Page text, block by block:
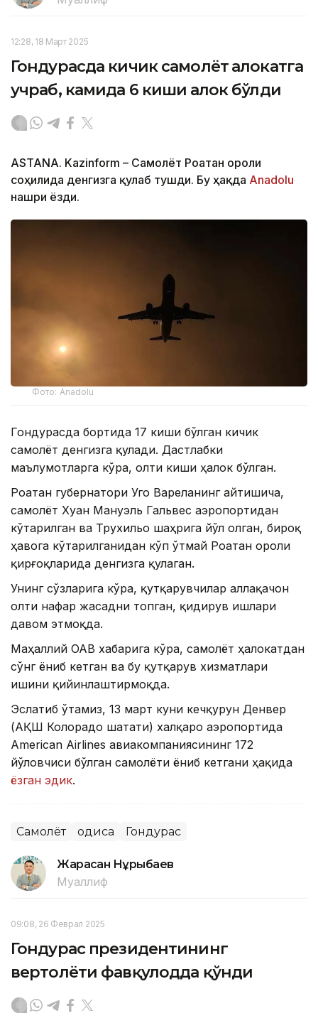
12:28, 18 Март 2025
Гондурасда кичик самолёт ҳалокатга
учраб, камида 6 киши ҳалок бўлди
ASTANA. Kazinform – Самолёт Роатан ороли
соҳилида денгизга қулаб тушди. Бу ҳақда Anadolu
нашри ёзди.
Фото: Anadolu
Гондурасда бортида 17 киши бўлган кичик
самолёт денгизга қулади. Дастлабки
маълумотларга кўра, олти киши ҳалок бўлган.
Роатан губернатори Уго Вареланинг айтишича,
самолёт Хуан Мануэль Гальвес аэропортидан
кўтарилган ва Трухильо шаҳрига йўл олган, бироқ
ҳавога кўтарилганидан кўп ўтмай Роатан ороли
қирғоқларида денгизга қулаган.
Унинг сўзларига кўра, қутқарувчилар аллақачон
олти нафар жасадни топган, қидирув ишлари
давом этмоқда.
Маҳаллий ОАВ хабарига кўра, самолёт ҳалокатдан
сўнг ёниб кетган ва бу қутқарув хизматлари
ишини қийинлаштирмоқда.
Эслатиб ўтамиз, 13 март куни кечқурун Денвер
(АҚШ Колорадо шатати) халқаро аэропортида
American Airlines авиакомпаниясининг 172
йўловчиси бўлган самолёти ёниб кетгани ҳақида
ёзган эдик.
Самолёт Ҳодиса Гондурас
Жарасқан Нұрыбаев
Муаллиф
09:08, 26 Феврал 2025
Гондурас президентининг
вертолёти фавқулодда қўнди